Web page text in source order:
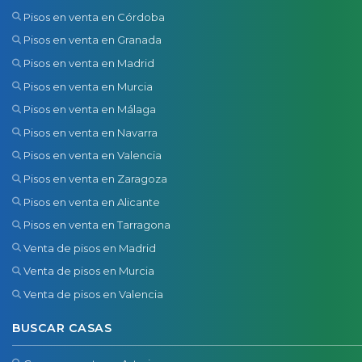
Pisos en venta en Córdoba
Pisos en venta en Granada
Pisos en venta en Madrid
Pisos en venta en Murcia
Pisos en venta en Málaga
Pisos en venta en Navarra
Pisos en venta en Valencia
Pisos en venta en Zaragoza
Pisos en venta en Alicante
Pisos en venta en Tarragona
Venta de pisos en Madrid
Venta de pisos en Murcia
Venta de pisos en Valencia
BUSCAR CASAS